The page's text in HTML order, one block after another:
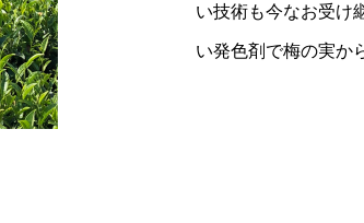
い技術も今なお受け
い発色剤で梅の実か